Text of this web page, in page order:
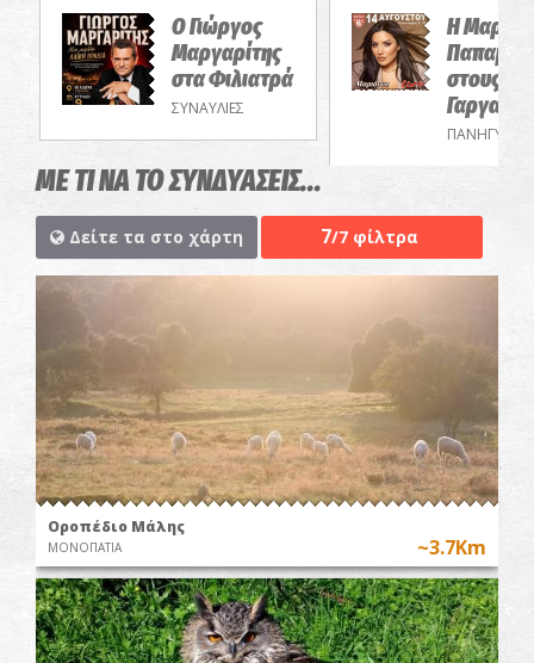
Ο Γιώργος
Μαργαρίτης
στα Φιλιατρά
ΣΥΝΑΥΛΙΕΣ
Η
στους
ΠΑΝΗΓΥΡΙΑ
ΜΕ ΤΙ ΝΑ ΤΟ ΣΥΝΔΥΑΣΕΙΣ...
Δείτε τα στο χάρτη 7/7 φίλτρα
Οροπέδιο Μάλης
ΜΟΝΟΠΑΤΙΑ ~3.7Km